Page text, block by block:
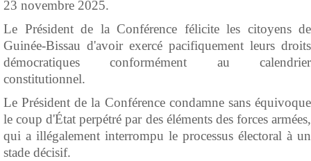
23 novembre 2025.
Le Président de la Conférence félicite les citoyens de
Guinée-Bissau d'avoir exercé pacifiquement leurs droits
démocratiques conformément au calendrier
constitutionnel.
Le Président de la Conférence condamne sans équivoque
le coup d'État perpétré par des éléments des forces armées,
qui a illégalement interrompu le processus électoral à un
stade décisif.